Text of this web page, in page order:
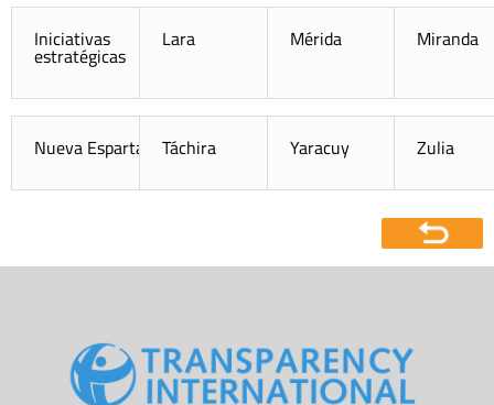
Iniciativas
estratégicas
Lara Mérida Miranda
Nueva Esparta Táchira Yaracuy Zulia